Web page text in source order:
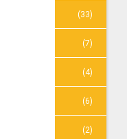
(33)
(7)
(4)
(6)
(2)